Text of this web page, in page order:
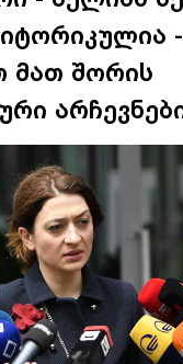
-
მათ შორის